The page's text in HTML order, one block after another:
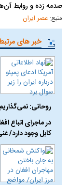
صدمه زده و روابط
منبع:عصر ایران
خبر های
روحانی:
در ماجرای اتباع
کابل وجود دارد/